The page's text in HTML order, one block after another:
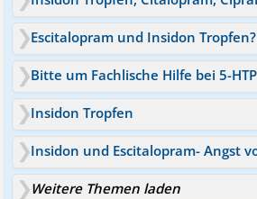
Escitalopram und Insidon Tropfen?
Insidon Tropfen
Weitere Themen laden